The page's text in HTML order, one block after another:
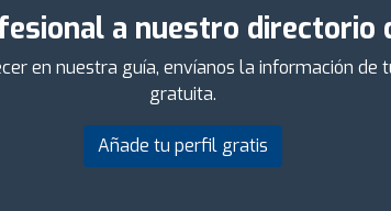
a nuestro directorio
en nuestra guía, envíanos la información
gratuita.
Añade tu perfil gratis